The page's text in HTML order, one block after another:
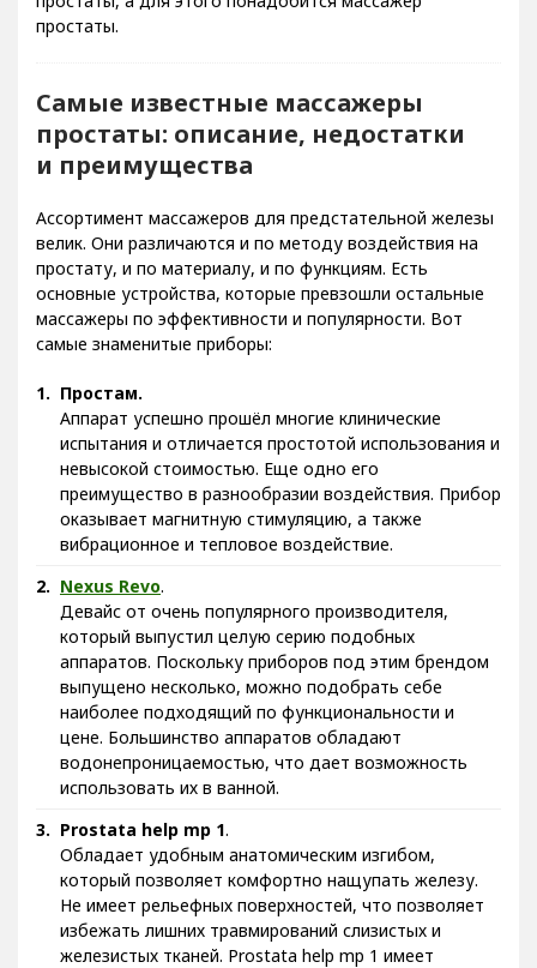
простаты.
Самые известные массажеры
простаты: описание, недостатки
и преимущества
Ассортимент массажеров для предстательной железы
велик. Они различаются и по методу воздействия на
простату, и по материалу, и по функциям. Есть
основные устройства, которые превзошли остальные
массажеры по эффективности и популярности. Вот
самые знаменитые приборы:
Простам.
Аппарат успешно прошёл многие клинические
испытания и отличается простотой использования и
невысокой стоимостью. Еще одно его
преимущество в разнообразии воздействия. Прибор
оказывает магнитную стимуляцию, а также
вибрационное и тепловое воздействие.
Nexus Revo.
Девайс от очень популярного производителя,
который выпустил целую серию подобных
аппаратов. Поскольку приборов под этим брендом
выпущено несколько, можно подобрать себе
наиболее подходящий по функциональности и
цене. Большинство аппаратов обладают
водонепроницаемостью, что дает возможность
использовать их в ванной.
Prostata help mp 1.
Обладает удобным анатомическим изгибом,
который позволяет комфортно нащупать железу.
Не имеет рельефных поверхностей, что позволяет
избежать лишних травмирований слизистых и
железистых тканей. Prostata help mp 1 имеет